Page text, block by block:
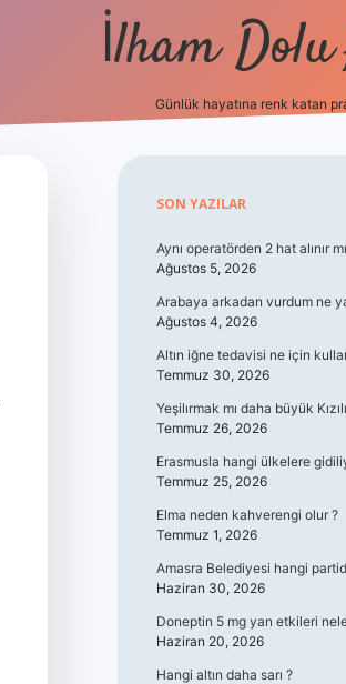
İlham
Günlük hayatına renk katan
Sidebar
SON YAZILAR
Aynı operatörden 2 hat alınır
Ağustos 5, 2026
Arabaya arkadan vurdum ne
Ağustos 4, 2026
Altın iğne tedavisi ne için
Temmuz 30, 2026
Yeşilırmak mı daha büyük
Temmuz 26, 2026
Erasmusla hangi ülkelere
Temmuz 25, 2026
Elma neden kahverengi olur ?
Temmuz 1, 2026
Amasra Belediyesi hangi
Haziran 30, 2026
Doneptin 5 mg yan etkileri
Haziran 20, 2026
Hangi altın daha sarı ?